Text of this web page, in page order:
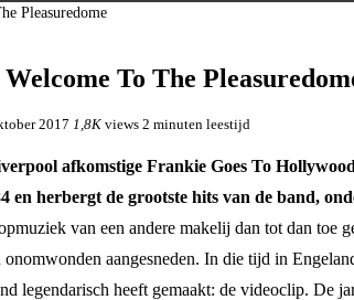
Pleasuredome
To The
2017 1,8K views 2 minuten leestijd
afkomstige Frankie Goes To
herbergt de grootste hits van de band,
van een andere makelij dan tot dan
aangesneden. In die tijd in
legendarisch heeft gemaakt: de videoclip.